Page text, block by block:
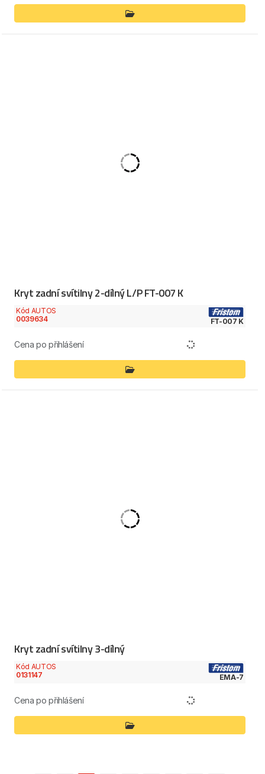
Kryt zadní svítilny 2-dílný L/P FT-007 K
Kód AUTOS
0039634
FT-007 K
Cena po přihlášení
Kryt zadní svítilny 3-dílný
Kód AUTOS
0131147
EMA-7
Cena po přihlášení